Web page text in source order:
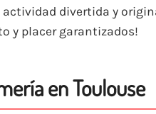
divertida y
y placer garantizados!
en Toulouse